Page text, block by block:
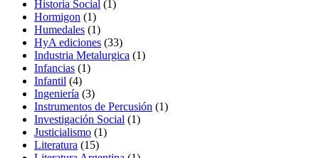
Historia Social 11
Hormigon 11
producto
Humedales 11
producto
HyA ediciones 3333
productos
Industria Metalurgica 11
Infancias 11
Infantil 44
productos
Ingeniería 33
productos
Instrumentos de Percusión 11
Investigación Social 11
Justicialismo 11
Literatura 1515